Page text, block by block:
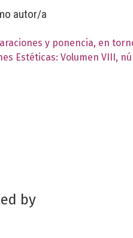
autor/a
y ponencia, en
Estéticas: Volumen VIII,
by